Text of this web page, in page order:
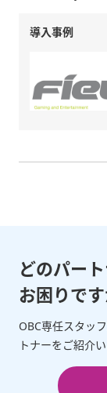
導入事例
どのパー
お困りです
OBC専任スタッ
トナーをご紹介い